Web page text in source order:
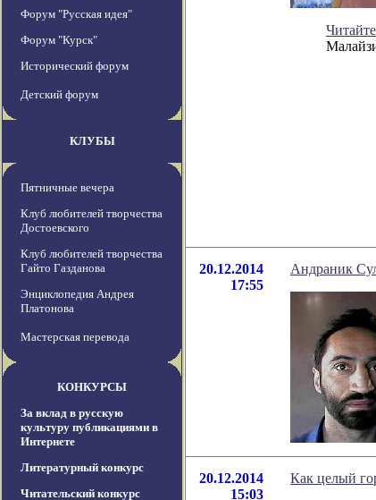
Форум "Русская идея"
Форум "Курск"
Исторический форум
Детский форум
КЛУБЫ
Пятничные вечера
Клуб любителей творчества
Достоевского
Клуб любителей творчества
Гайто Газданова
Энциклопедия Андрея
Платонова
Мастерская перевода
КОНКУРСЫ
За вклад в русскую
культуру публикациями в
Интернете
Литературный конкурс
Читательский конкурс
Читайте
20.12.2014
17:55
Андраник
20.12.2014
15:03
Как целый